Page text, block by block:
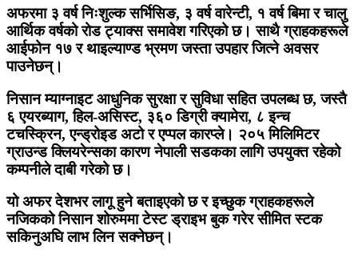
अफरमा ३ वर्ष निःशुल्क सर्भिसिङ, ३ वर्ष वारेन्टी, १ वर्ष बिमा र चालु
आर्थिक वर्षको रोड ट्याक्ससमावेश गरिएको छ। साथै ग्राहकहरूले
आईफोन १७ र थाइल्याण्ड भ्रमणजस्ता उपहार जित्ने अवसर
पाउनेछन्।
निसान म्याग्नाइट आधुनिक सुरक्षा र सुविधा सहित उपलब्ध छ, जस्तै
६ एयरब्याग, हिल-असिस्ट, ३६० डिग्री क्यामेरा, ८ इन्च
टचस्क्रिन, एन्ड्रोइड अटो र एप्पल कारप्ले। २०५ मिलिमिटर
ग्राउन्ड क्लियरेन्सका कारण नेपाली सडकका लागि उपयुक्त रहेको
कम्पनीले दाबी गरेको छ।
यो अफरदेशभर लागूहुने बताइएको छ र इच्छुक ग्राहकहरूले
नजिकको निसान शोरुममा टेस्ट ड्राइभ बुक गरेर सीमित स्टक
सकिनुअघि लाभ लिन सक्नेछन्।